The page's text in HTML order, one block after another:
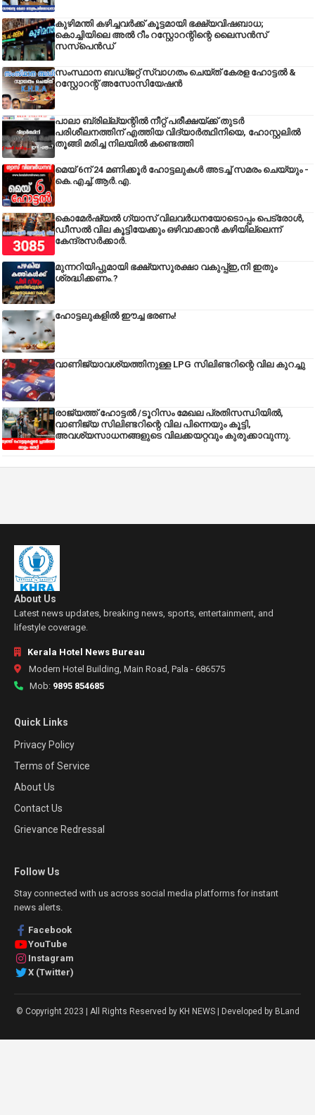
കുഴിമന്തി കഴിച്ചവർക്ക് കൂട്ടമായി ഭക്ഷ്യവിഷബാധ;
കൊച്ചിയിലെ അൽ റീം റസ്റ്റോറന്റിന്റെ ലൈസൻസ്
സസ്പെൻഡ്
സംസ്ഥാന ബഡ്‌ജറ്റ് സ്വാഗതം ചെയ്ത് കേരള ഹോട്ടൽ &
റസ്റ്റോറന്റ് അസോസിയേഷൻ
പാലാ ബ്രില്ല്യന്റിൽ നീറ്റ് പരീക്ഷയ്ക്ക് തുടർ
പരിശീലനത്തിന് എത്തിയ വിദ്യാർത്ഥിനിയെ, ഹോസ്റ്റലിൽ
തൂങ്ങി മരിച്ച നിലയിൽ കണ്ടെത്തി
മെയ് 6ന് 24 മണിക്കൂർ ഹോട്ടലുകൾ അടച്ച് സമരം ചെയ്യും -
കെ.എച്ച്.ആർ.എ.
കൊമേർഷ്യൽ ഗ്യാസ് വിലവർധനയോടൊപ്പം പെട്രോൾ,
ഡീസല്‍ വില കൂട്ടിയേക്കും ഒഴിവാക്കാന്‍ കഴിയില്ലെന്ന്
കേന്ദ്രസര്‍ക്കാര്‍.
മുന്നറിയിപ്പുമായി ഭക്ഷ്യസുരക്ഷാ വകുപ്പ്ഇ,നി ഇതും
ശ്രദ്ധിക്കണം.?
ഹോട്ടലുകളിൽ ഈച്ച ഭരണം!
വാണിജ്യാവശ്യത്തിനുള്ള LPG സിലിണ്ടറിന്റെ വില കുറച്ചു
രാജ്യത്ത് ഹോട്ടൽ /ടൂറിസം മേഖല പ്രതിസന്ധിയിൽ,
വാണിജ്യ സിലിണ്ടറിന്റെ വില പിന്നെയും കൂട്ടി,
അവശ്യസാധനങ്ങളുടെ വിലക്കയറ്റവും കുരുക്കാവുന്നു.
About Us
Latest news updates, breaking news, sports, entertainment, and
lifestyle coverage.
Kerala Hotel News Bureau
Modern Hotel Building, Main Road, Pala - 686575
Mob: 9895 854685
Quick Links
Privacy Policy
Terms of Service
About Us
Contact Us
Grievance Redressal
Follow Us
Stay connected with us across social media platforms for instant
news alerts.
Facebook
YouTube
Instagram
X (Twitter)
© Copyright 2023 | All Rights Reserved by KH NEWS | Developed by BLand